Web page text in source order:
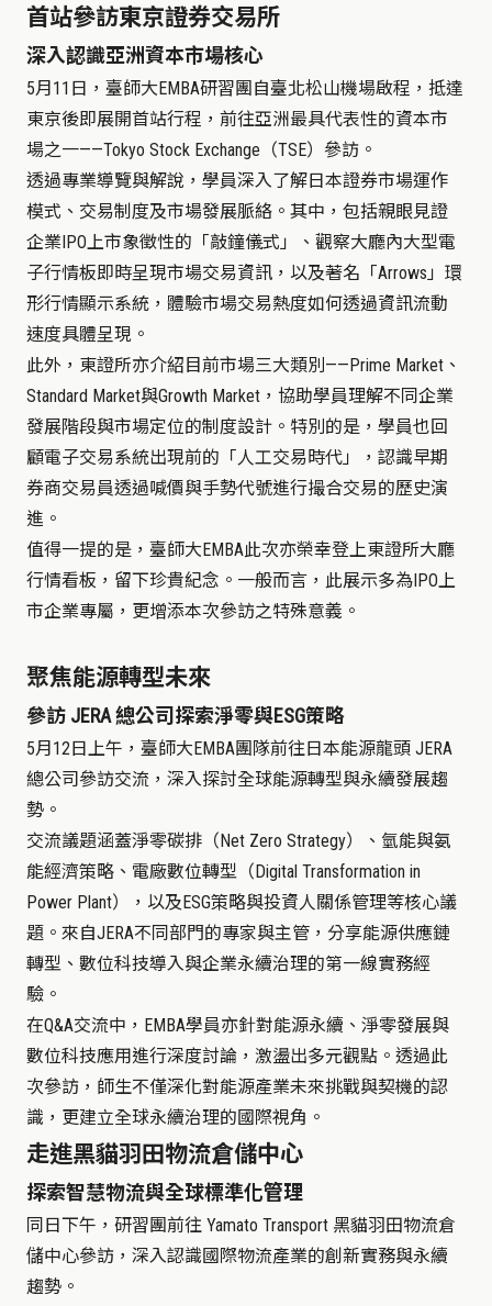
首站參訪東京證券交易所
深入認識亞洲資本市場核心
5月11日，臺師大 EMBA研習團自臺北松山機場啟程，抵達
東京後即展開首站行程，前往亞洲最具代表性的資本市
場之一——Tokyo Stock Exchange （TSE） 參訪。
透過專業導覽與解說，學員深入了解日本證券市場運作
模式、交易制度及市場發展脈絡。其中，包括親眼見證
企業 IPO上市象徵性的「敲鐘儀式」、觀察大廳內大型電
子行情板即時呈現市場交易資訊，以及著名「Arrows」環
形行情顯示系統，體驗市場交易熱度如何透過資訊流動
速度具體呈現。
此外，東證所亦介紹目前市場三大類別—— Prime Market 、
Standard Market與Growth Market ，協助學員理解不同企業
發展階段與市場定位的制度設計。特別的是，學員也回
顧電子交易系統出現前的「人工交易時代」，認識早期
券商交易員透過喊價與手勢代號進行撮合交易的歷史演
進。
值得一提的是，臺師大EMBA此次亦榮幸登上東證所大廳
行情看板，留下珍貴紀念。一般而言，此展示多為 IPO上
市企業專屬，更增添本次參訪之特殊意義。
聚焦能源轉型未來
參訪 JERA 總公司探索淨零與ESG策略
5月12日上午，臺師大 EMBA團隊前往日本能源龍頭JERA
總公司參訪交流，深入探討全球能源轉型與永續發展趨
勢。
交流議題涵蓋淨零碳排 （ Net Zero Strategy）
、氫能與氨
能經濟策略、電廠數位轉型 （ Digital Transformation in
Power Plant） ，以及 ESG策略與投資人關係管理等核心議
題。來自JERA不同部門的專家與主管，分享能源供應鏈
轉型、數位科技導入與企業永續治理的第一線實務經
驗。
在Q&A交流中， EMBA學員亦針對能源永續、淨零發展與
數位科技應用進行深度討論，激盪出多元觀點。透過此
次參訪，師生不僅深化對能源產業未來挑戰與契機的認
識，更建立全球永續治理的國際視角。
走進黑貓羽田物流倉儲中心
探索智慧物流與全球標準化管理
同日下午，研習團前往 Yamato Transport 黑貓羽田物流倉
儲中心參訪，深入認識國際物流產業的創新實務與永續
趨勢。